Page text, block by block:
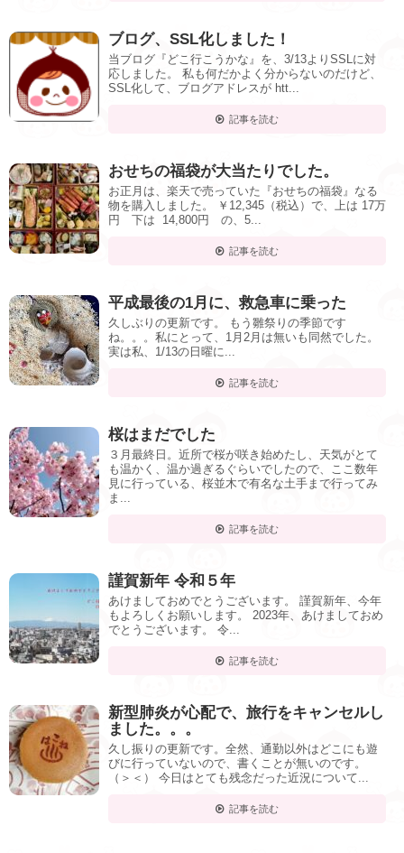
ブログ、SSL化しました！
当ブログ『どこ行こうかな』を、3/13よりSSLに対
応しました。 私も何だかよく分からないのだけど、
SSL化して、ブログアドレスが htt...
記事を読む
おせちの福袋が大当たりでした。
お正月は、楽天で売っていた『おせちの福袋』なる
物を購入しました。 ￥12,345（税込）で、上は 17万
円 下は 14,800円 の、5...
記事を読む
平成最後の1月に、救急車に乗った
久しぶりの更新です。 もう雛祭りの季節です
ね。。。私にとって、1月2月は無いも同然でした。
実は私、1/13の日曜に...
記事を読む
桜はまだでした
３月最終日。近所で桜が咲き始めたし、天気がとて
も温かく、温か過ぎるぐらいでしたので、ここ数年
見に行っている、桜並木で有名な土手まで行ってみ
ま...
記事を読む
謹賀新年 令和５年
あけましておめでとうございます。 謹賀新年、今年
もよろしくお願いします。 2023年、あけましておめ
でとうございます。 令...
記事を読む
新型肺炎が心配で、旅行をキャンセルし
ました。。。
久し振りの更新です。全然、通勤以外はどこにも遊
びに行っていないので、書くことが無いのです。
（＞＜） 今日はとても残念だった近況について...
記事を読む